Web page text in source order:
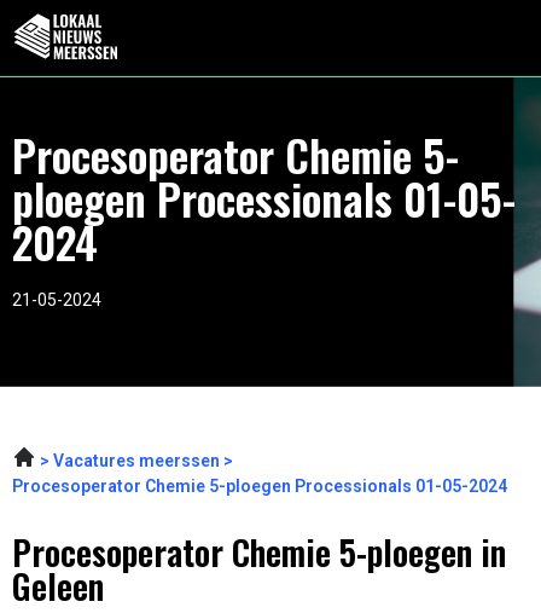
Procesoperator Chemie 5-
ploegen Processionals 01-05-
2024
21-05-2024
Vacatures meerssen
Procesoperator Chemie 5-ploegen Processionals 01-05-2024
Procesoperator Chemie 5-ploegen in
Geleen